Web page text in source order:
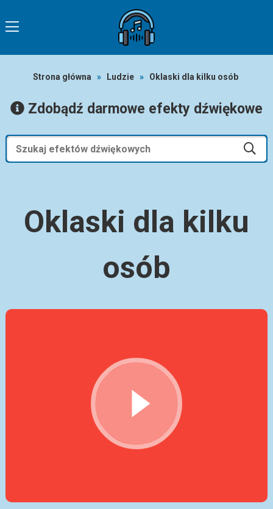
Strona główna » Ludzie » Oklaski dla kilku osób
Zdobądź darmowe efekty dźwiękowe
Oklaski dla kilku
osób